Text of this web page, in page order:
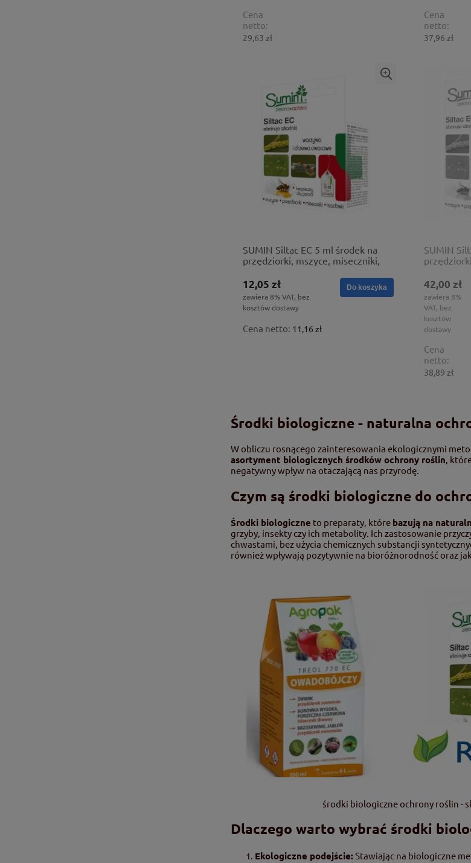
Cena
netto:
29,63 zł
Cena
netto:
37,96 zł
SUMIN Siltac EC 5 ml środek na
przędziorki, mszyce, miseczniki,
12,05 zł
zawiera 8% VAT, bez
kosztów dostawy
Cena netto: 11,16 zł
Do koszyka
SUMIN
42,00 zł
zawiera 8%
VAT, bez
kosztów
dostawy
Cena
netto:
38,89 zł
Środki biologiczne - naturalna
W obliczu rosnącego zainteresowania ekologicznymi
asortyment biologicznych środków ochrony roślin,
negatywny wpływ na otaczającą nas przyrodę.
Czym są środki biologiczne do
Środki biologiczne to preparaty, które bazują na
grzyby, insekty czy ich metabolity. Ich zastosowanie
chwastami, bez użycia chemicznych substancji
również wpływają pozytywnie na bioróżnorodność oraz
środki biologiczne ochrony roślin -
Dlaczego warto wybrać środki
Ekologiczne podejście:Stawiając na biologiczne